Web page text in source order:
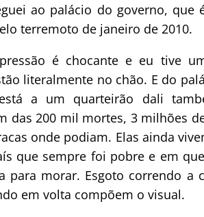
ao palácio do governo,
terremoto de janeiro de 2010.
é chocante e eu tive
literalmente no chão. E do
a um quarteirão dali
das 200 mil mortes, 3 milhões
onde podiam. Elas ainda
que sempre foi pobre e em
para morar. Esgoto correndo
em volta compõem o visual.